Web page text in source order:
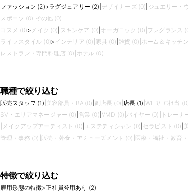
ファッション (2)>ラグジュアリー (2) デザイナーズ (0) ジュエリー・
スポーツ (0) その他 (0)
コスメ (0)> メイク (0) スキンケア (0) オーガニック (0) フレグランス
ライフスタイル (0)> インテリア (0) 家具 (0) 雑貨 (0) ホーム＆キッチ
レストラン・専門料理店 (0) ホテル (0)
職種で絞り込む
販売スタッフ (1) 美容部員・BA (0) 副店長 (0) 店長 (1) WEB/EC担当 (0)
SV・エリアマネージャー (0) 営業 (0) VMD (0) |バイヤー (0) トレーナ
メイクアップアーティスト (0) エステティシャン (0) セラピスト (0)
管理・事務 (0) 販売・外食・アミューズメント (0) 医療・福祉・教育
特徴で絞り込む
雇用形態の特徴>正社員登用あり (2)